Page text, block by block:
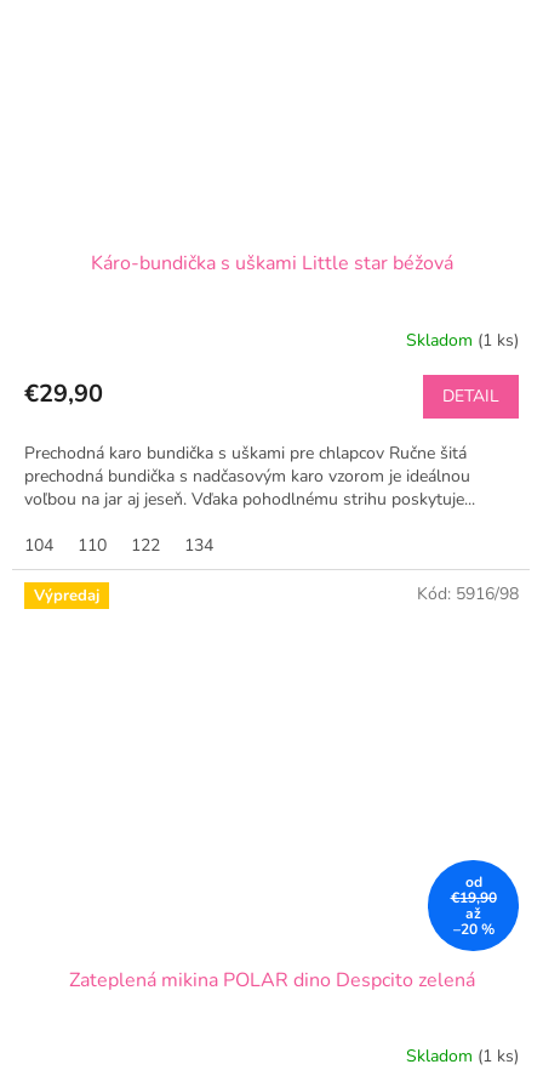
Káro-bundička s uškami Little star béžová
Skladom (1 ks)
€29,90 DETAIL
Prechodná karo bundička s uškami pre chlapcov Ručne šitá
prechodná bundička s nadčasovým karo vzorom je ideálnou
voľbou na jar aj jeseň. Vďaka pohodlnému strihu poskytuje...
104
110 122 134
Výpredaj
od
€19,90
až
–20 %
Zateplená mikina POLAR dino Despcito zelená
Skladom (1 ks)
Kód: 5916/98